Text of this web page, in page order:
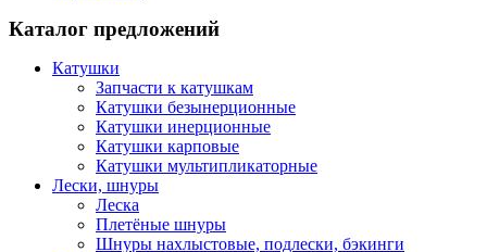
Каталог предложений
Катушки
Запчасти к катушкам
Катушки безынерционные
Катушки инерционные
Катушки карповые
Катушки мультипликаторные
Лески, шнуры
Леска
Плетёные шнуры
Шнуры нахлыстовые, подлески, бэкинги